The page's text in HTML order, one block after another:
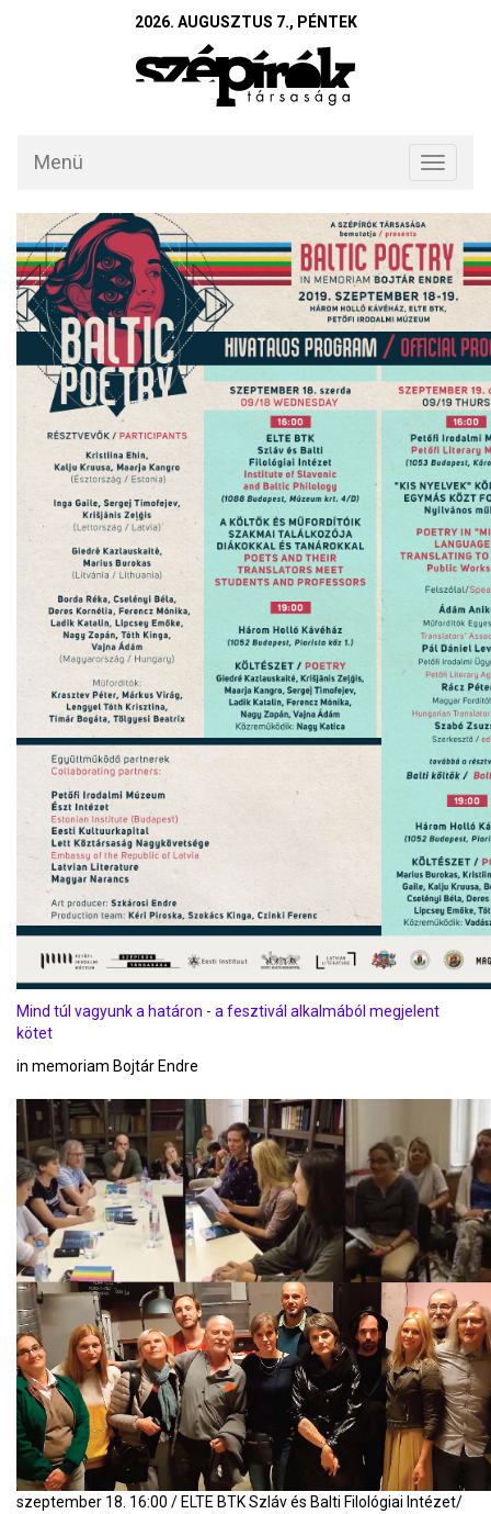
2026. AUGUSZTUS 7., PÉNTEK
Toggle
Menü
Mind túl vagyunk a határon - a fesztivál alkalmából megjelent
kötet
in memoriam Bojtár Endre
szeptember 18. 16:00 / ELTE BTK Szláv és Balti Filológiai Intézet/